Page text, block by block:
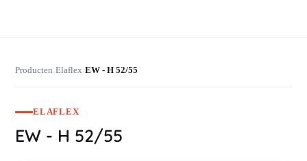
Producten›Elaflex›EW - H 52/55
ELAFLEX
EW - H 52/55